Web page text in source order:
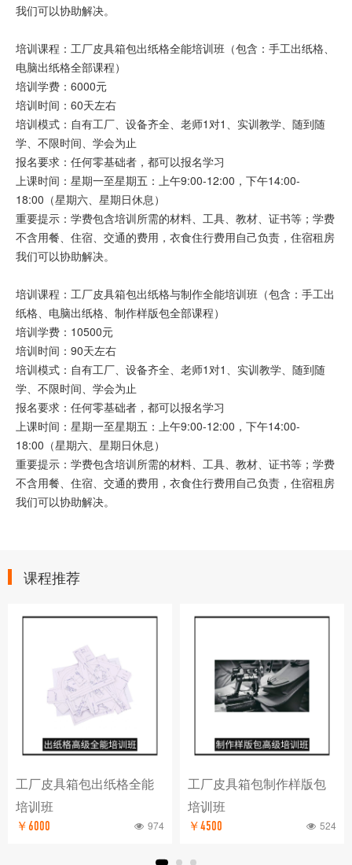
我们可以协助解决。
培训课程：工厂皮具箱包出纸格全能培训班（包含：手工出纸格、
电脑出纸格全部课程）
培训学费：6000元
培训时间：60天左右
培训模式：自有工厂、设备齐全、老师1对1、实训教学、随到随
学、不限时间、学会为止
报名要求：任何零基础者，都可以报名学习
上课时间：星期一至星期五：上午9:00-12:00，下午14:00-
18:00（星期六、星期日休息）
重要提示：学费包含培训所需的材料、工具、教材、证书等；学费
不含用餐、住宿、交通的费用，衣食住行费用自己负责，住宿租房
我们可以协助解决。
培训课程：工厂皮具箱包出纸格与制作全能培训班（包含：手工出
纸格、电脑出纸格、制作样版包全部课程）
培训学费：10500元
培训时间：90天左右
培训模式：自有工厂、设备齐全、老师1对1、实训教学、随到随
学、不限时间、学会为止
报名要求：任何零基础者，都可以报名学习
上课时间：星期一至星期五：上午9:00-12:00，下午14:00-
18:00（星期六、星期日休息）
重要提示：学费包含培训所需的材料、工具、教材、证书等；学费
不含用餐、住宿、交通的费用，衣食住行费用自己负责，住宿租房
我们可以协助解决。
课程推荐
工厂皮具箱包出纸格全能
培训班
￥6000 974
工厂皮具箱包制作样版包
培训班
￥4500 524